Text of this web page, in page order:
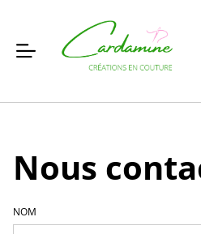
Nous
NOM